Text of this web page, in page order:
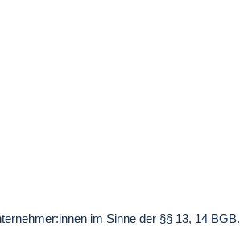
im Sinne der §§ 13, 14 BGB.